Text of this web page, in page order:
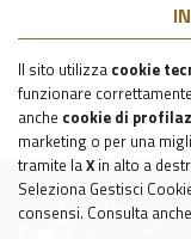
Il sito utilizza cookie
funzionare
anche cookie di
marketing o per una
tramite laX in alto a
Seleziona Gestisci
consensi. Consulta